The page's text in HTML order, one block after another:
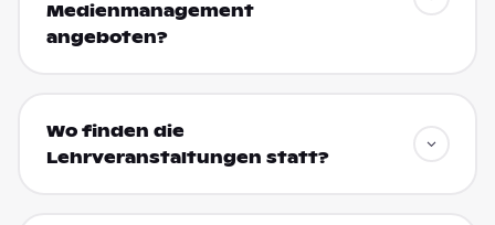
Medienmanagement
angeboten?
Wo finden die
Lehrveranstaltungen statt?